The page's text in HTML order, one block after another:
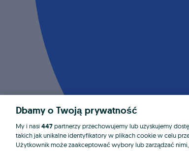
Dbamy o Twoją prywatność
My i nasi 447partnerzy przechowujemy lub uzyskujemy
takich jak unikalne identyfikatory w plikach cookie w celu
Użytkownik może zaakceptować wybory lub zarządzać